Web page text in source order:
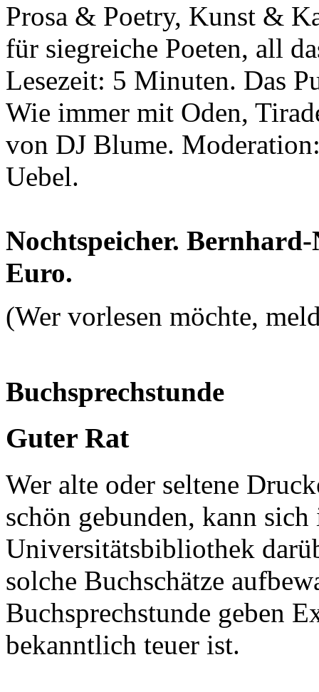
Prosa & Poetry, Kunst &
für siegreiche Poeten, all
Lesezeit: 5 Minuten. Das
Wie immer mit Oden,
von DJ Blume.
Uebel.
Nochtspeicher.
Euro.
(Wer vorlesen möchte,
Buchsprechstunde
Guter Rat
Wer alte oder seltene
schön gebunden, kann
Universitätsbibliothek
solche Buchschätze
Buchsprechstunde geben
bekanntlich teuer ist.